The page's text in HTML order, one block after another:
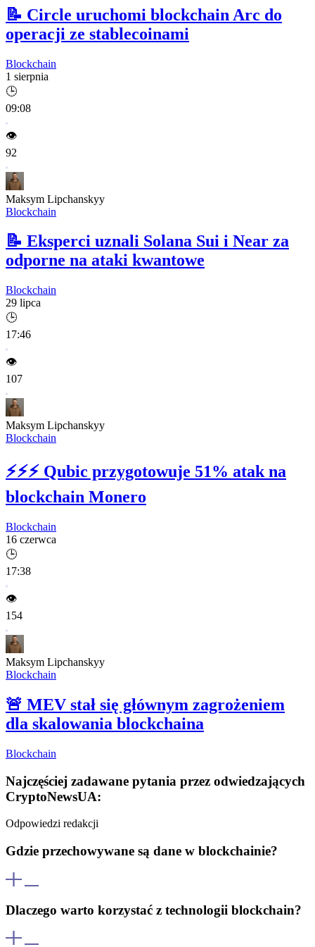
📝 Circle uruchomi blockchain Arc do
operacji ze stablecoinami
Blockchain
1 sierpnia
🕒
09:08
👁️
92
Maksym Lipchanskyy
Blockchain
📝 Eksperci uznali Solana Sui i Near za
odporne na ataki kwantowe
Blockchain
29 lipca
🕒
17:46
👁️
107
Maksym Lipchanskyy
Blockchain
⚡⚡⚡ Qubic przygotowuje 51% atak na
blockchain Monero
Blockchain
16 czerwca
🕒
17:38
👁️
154
Maksym Lipchanskyy
Blockchain
🚨 MEV stał się głównym zagrożeniem
dla skalowania blockchaina
Blockchain
Najczęściej zadawane pytania przez odwiedzających
CryptoNewsUA:
Odpowiedzi redakcji
Gdzie przechowywane są dane w blockchainie?
zwanych węzłami. Zapewnia to decentralizację i ochronę przed
utratą lub manipulacją danych, ponieważ zmiany wymagają zgody
większości węzłów.
Dlaczego warto korzystać z technologii blockchain?